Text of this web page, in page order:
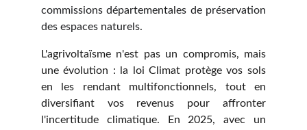
commissions départementales de préservation
des espaces naturels.
L'agrivoltaïsme n'est pas un compromis, mais
une évolution : la loi Climat protège vos sols
en les rendant multifonctionnels, tout en
diversifiant vos revenus pour affronter
l'incertitude climatique. En 2025, avec un